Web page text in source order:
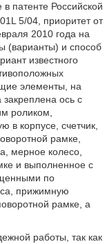
патенте Российской
5/04, приоритет от
2010 года на
(варианты) и способ
известного
элементы, на
закреплена ось с
роликом,
в корпусе, счетчик,
рамке,
мерное колесо,
и выполненное с
по
прижимную
рамке, а
работы, так как